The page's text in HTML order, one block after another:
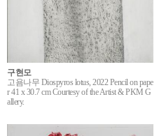
구현모
고욤나무 Diospyros lotus, 2022 Pencil on pape
r 41 x 30.7 cm Courtesy of the Artist & PKM G
allery.